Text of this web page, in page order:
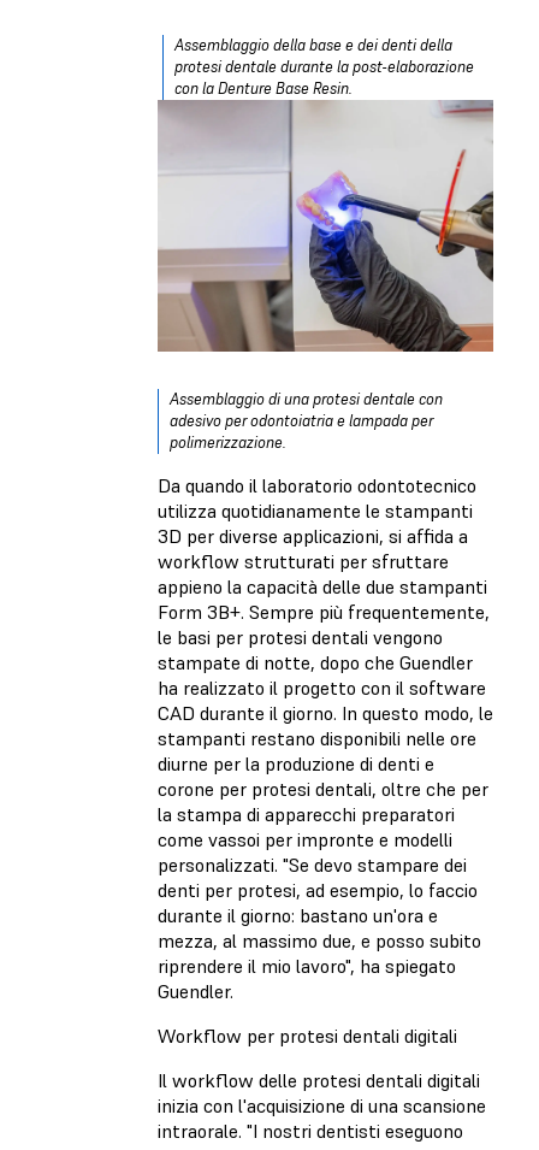
Assemblaggio della base e dei denti della
protesi dentale durante la post-elaborazione
con la Denture Base Resin.
Assemblaggio di una protesi dentale con
adesivo per odontoiatria e lampada per
polimerizzazione.
Da quando il laboratorio odontotecnico
utilizza quotidianamente le stampanti
3D per diverse applicazioni, si affida a
workflow strutturati per sfruttare
appieno la capacità delle due stampanti
Form 3B+. Sempre più frequentemente,
le basi per protesi dentali vengono
stampate di notte, dopo che Guendler
ha realizzato il progetto con il software
CAD durante il giorno. In questo modo, le
stampanti restano disponibili nelle ore
diurne per la produzione di denti e
corone per protesi dentali, oltre che per
la stampa di apparecchi preparatori
come vassoi per impronte e modelli
personalizzati. "Se devo stampare dei
denti per protesi, ad esempio, lo faccio
durante il giorno: bastano un'ora e
mezza, al massimo due, e posso subito
riprendere il mio lavoro", ha spiegato
Guendler.
Workflow per protesi dentali digitali
Il workflow delle protesi dentali digitali
inizia con l'acquisizione di una scansione
intraorale. "I nostri dentisti eseguono